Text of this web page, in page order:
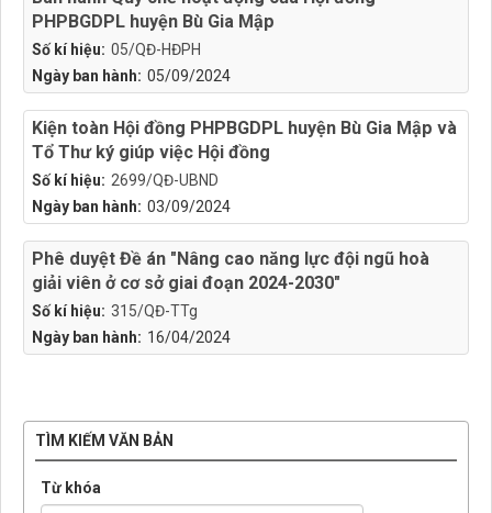
Số kí hiệu: 05/QĐ-HĐPH
Ngày ban hành: 05/09/2024
PHPBGDPL huyện Bù Gia Mập
Số kí hiệu: 2699/QĐ-UBND
Ngày ban hành: 03/09/2024
Kiện toàn Hội đồng PHPBGDPL huyện Bù Gia Mập và
Tổ Thư ký giúp việc Hội đồng
Số kí hiệu: 315/QĐ-TTg
Ngày ban hành: 16/04/2024
Phê duyệt Đề án "Nâng cao năng lực đội ngũ hoà
giải viên ở cơ sở giai đoạn 2024-2030"
TÌM KIẾM VĂN BẢN
Từ khóa